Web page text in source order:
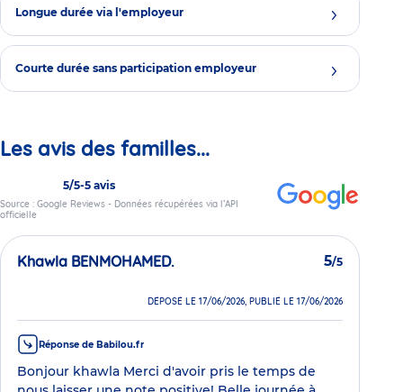
Longue durée via l'employeur
Courte durée sans participation employeur
Les avis des familles...
5/5-5 avis
Source : Google Reviews - Données récupérées via l’API
officielle
Khawla BENMOHAMED. 5/5
DÉPOSÉ LE 17/06/2026, PUBLIÉ LE 17/06/2026
Réponse de Babilou.fr
Bonjour khawla Merci d'avoir pris le temps de